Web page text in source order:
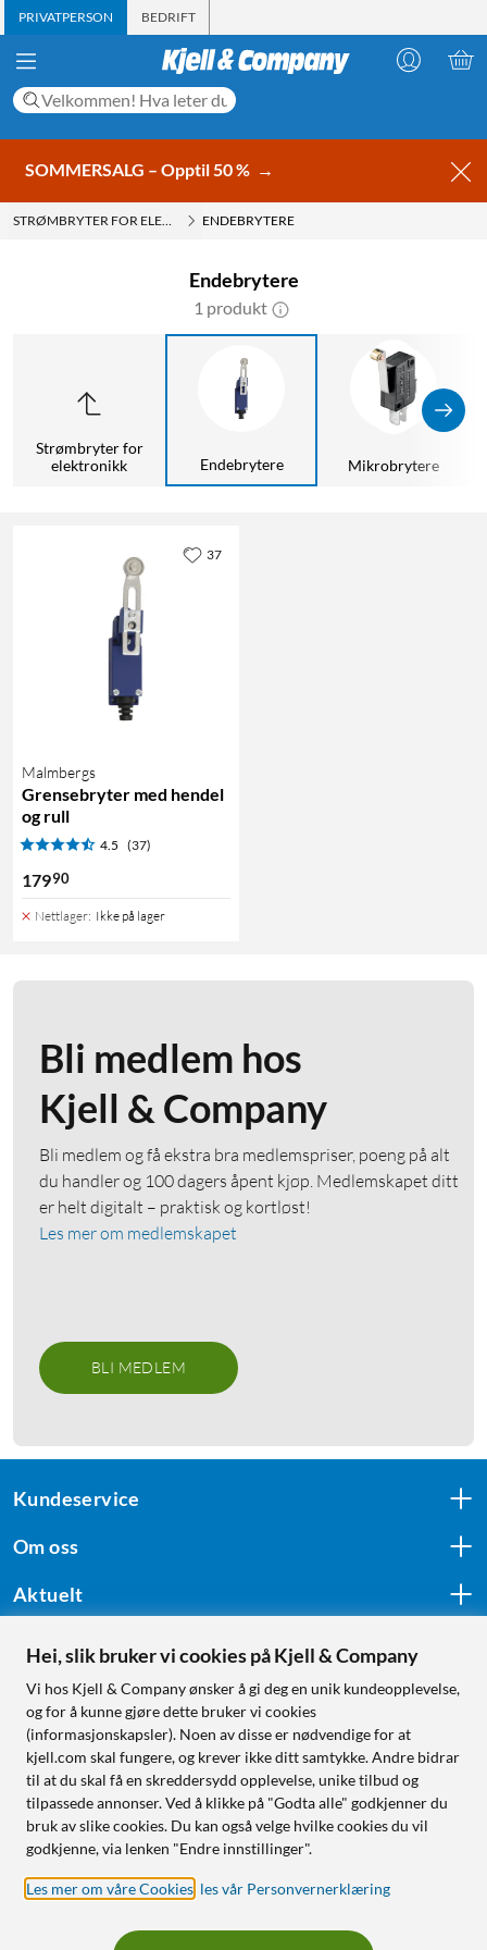
PRIVATPERSON BEDRIFT
SOMMERSALG – Opptil 50 % →
STRØMBRYTER FOR ELEKTRONIKKENDEBRYTERE
Endebrytere
1 produkt
Strømbryter for
elektronikk
Endebrytere Mikrobrytere
Malmbergs
Grensebryter med hendel
og rull
4.5 (37)
17990
Nettlager: Ikke på lager
37
Bli medlem hos
Kjell & Company
Bli medlem og få ekstra bra medlemspriser, poeng på alt
du handler og 100 dagers åpent kjøp. Medlemskapet ditt
er helt digitalt – praktisk og kortløst!
Les mer om medlemskapet
BLI MEDLEM
Kundeservice
Om oss
Aktuelt
Følg oss
Handle fra:
Sverige
Norge
Hei, slik bruker vi cookies på Kjell & Company
Vi hos Kjell & Company ønsker å gi deg en unik kundeopplevelse,
og for å kunne gjøre dette bruker vi cookies
(informasjonskapsler). Noen av disse er nødvendige for at
kjell.com skal fungere, og krever ikke ditt samtykke. Andre bidrar
til at du skal få en skreddersydd opplevelse, unike tilbud og
tilpassede annonser. Ved å klikke på "Godta alle" godkjenner du
bruk av slike cookies. Du kan også velge hvilke cookies du vil
godkjenne, via lenken "Endre innstillinger".
Les mer om våre Cookies les vår Personvernerklæring